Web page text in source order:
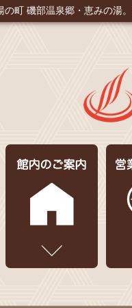
の町 磯部温泉郷・恵みの湯。